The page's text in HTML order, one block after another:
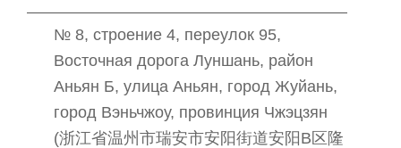
№ 8, строение 4, переулок 95,
Восточная дорога Луншань, район
Аньян Б, улица Аньян, город Жуйань,
город Вэньчжоу, провинция Чжэцзян
(浙江省温州市瑞安市安阳街道安阳B区隆